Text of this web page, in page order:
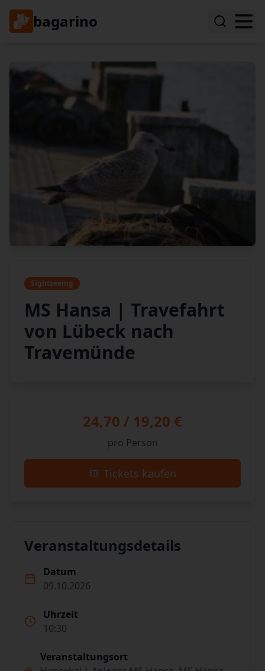
bagarino
Sightseeing
MS Hansa | Travefahrt
von Lübeck nach
Travemünde
24,70 / 19,20 €
pro Person
Tickets kaufen
Veranstaltungsdetails
Datum
09.10.2026
Uhrzeit
10:30
Veranstaltungsort